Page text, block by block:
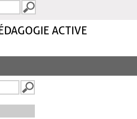
ACTIVE